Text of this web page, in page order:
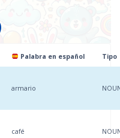
Palabra en español Tipo
armario
café